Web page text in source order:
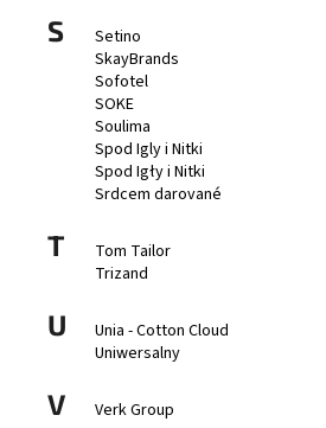
S
Setino
SkayBrands
Sofotel
SOKE
Soulima
Spod Igly i Nitki
Spod Igły i Nitki
Srdcem darované
T
Tom Tailor
Trizand
U
Unia - Cotton Cloud
Uniwersalny
V Verk Group